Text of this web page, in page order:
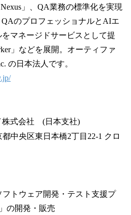
」、QA業務の標準化を実現
QAのプロフェッショナルとAIエ
マネージドサービスとして提
」などを展開。オーティファ
の日本法人です。
株式会社 (日本支社)
都中央区東日本橋2丁目22-1 クロ
トウェア開発・テスト支援プ
の開発・販売